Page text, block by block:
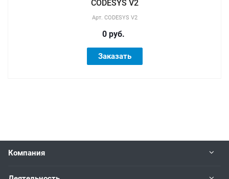
CODESYS V2
Арт. CODESYS V2
0 руб.
Заказать
Компания